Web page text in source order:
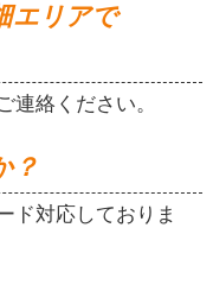
エリアで
連絡ください。
？
ド対応しておりま